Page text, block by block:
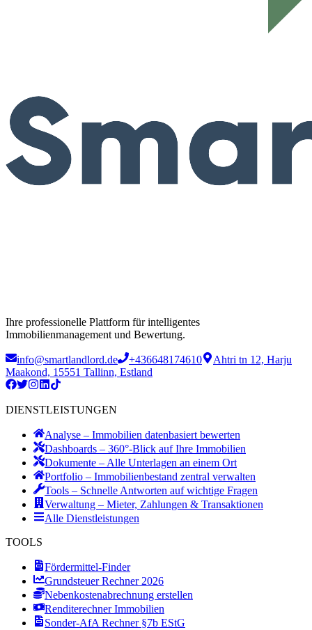
Ihre professionelle Plattform für intelligentes
Immobilienmanagement und Bewertung.
info@smartlandlord.de +436648174610
Ahtri tn 12, Harju
Maakond, 15551 Tallinn, Estland
DIENSTLEISTUNGEN
Analyse – Immobilien datenbasiert bewerten
Dashboards – 360°-Blick auf Ihre Immobilien
Dokumente – Alle Unterlagen an einem Ort
Portfolio – Immobilienbestand zentral verwalten
Tools – Schnelle Antworten auf wichtige Fragen
Verwaltung – Mieter, Zahlungen & Transaktionen
Alle Dienstleistungen
TOOLS
Fördermittel-Finder
Grundsteuer Rechner 2026
Nebenkostenabrechnung erstellen
Renditerechner Immobilien
Sonder-AfA Rechner §7b EStG